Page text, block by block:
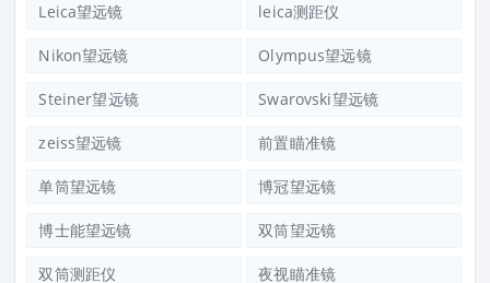
Leica望远镜 leica测距仪
Nikon望远镜 Olympus望远镜
Steiner望远镜 Swarovski望远镜
zeiss望远镜 前置瞄准镜
单筒望远镜 博冠望远镜
博士能望远镜 双筒望远镜
双筒测距仪 夜视瞄准镜